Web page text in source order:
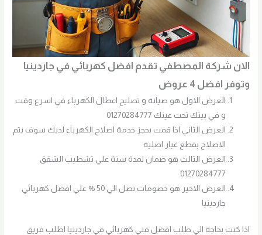
الان شركة المصطفي تقدم افضل كهربائي في جاردينيا
وتوفر افضل 4 عروض
العرض الاول هو صيانة و تصليح اعطال الكهرباء في اسرع وقت
و في بيتك تحت عينك 01270284777
العرض الثاني اذا قمت بحجز خدمة اصلاح الكهرباء لديك سوف يتم
الاصلاح بقطع غيار اصلية
العرض الثالث هو ضمان لمدة سنة علي تشطيب الشقق
01270284777
العرض الاخير هو خصومات تصل الي 50 % علي افضل كهربائي
جاردينيا
اذا كنت بحاجة الي طلب افضل فني كهربائي في جاردينيا اطلب فريق